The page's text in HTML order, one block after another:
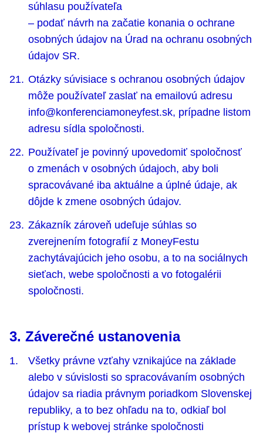
súhlasu používateľa
– podať návrh na začatie konania o ochrane
osobných údajov na Úrad na ochranu osobných
údajov SR.
Otázky súvisiace s ochranou osobných údajov
môže používateľ zaslať na emailovú adresu
info@konferenciamoneyfest.sk, prípadne listom
adresu sídla spoločnosti.
Používateľ je povinný upovedomiť spoločnosť
o zmenách v osobných údajoch, aby boli
spracovávané iba aktuálne a úplné údaje, ak
dôjde k zmene osobných údajov.
Zákazník zároveň udeľuje súhlas so
zverejnením fotograﬁí z MoneyFestu
zachytávajúcich jeho osobu, a to na sociálnych
sieťach, webe spoločnosti a vo fotogalérii
spoločnosti.
3. Záverečné ustanovenia
Všetky právne vzťahy vznikajúce na základe
alebo v súvislosti so spracovávaním osobných
údajov sa riadia právnym poriadkom Slovenskej
republiky, a to bez ohľadu na to, odkiaľ bol
prístup k webovej stránke spoločnosti